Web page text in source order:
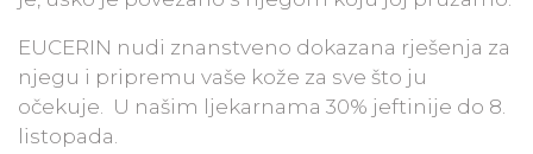
EUCERIN nudi znanstveno dokazana rješenja za
njegu i pripremu vaše kože za sve što ju
očekuje. U našim ljekarnama 30% jeftinije do 8.
listopada.